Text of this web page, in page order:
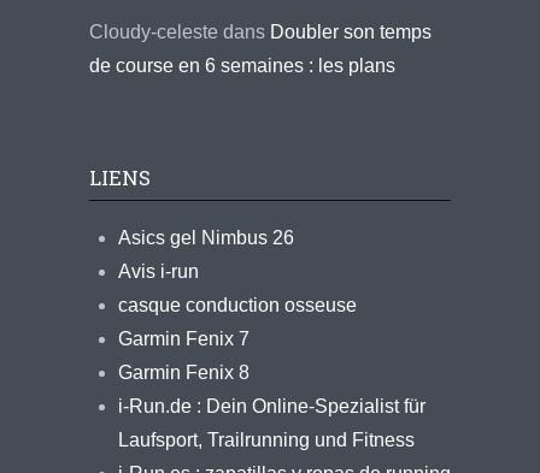
Cloudy-celeste dans Doubler son temps
de course en 6 semaines : les plans
LIENS
Asics gel Nimbus 26
Avis i-run
casque conduction osseuse
Garmin Fenix 7
Garmin Fenix 8
i-Run.de : Dein Online-Spezialist für
Laufsport, Trailrunning und Fitness